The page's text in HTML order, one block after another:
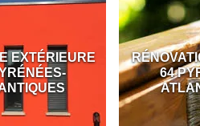
EXTÉRIEURE
64